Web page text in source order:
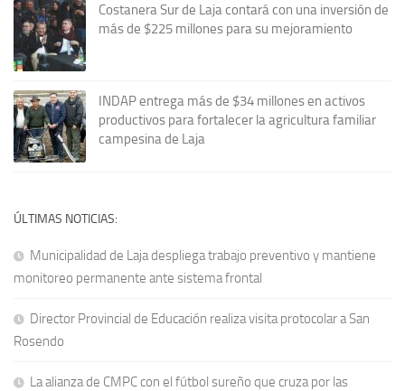
Costanera Sur de Laja contará con una inversión de
más de $225 millones para su mejoramiento
INDAP entrega más de $34 millones en activos
productivos para fortalecer la agricultura familiar
campesina de Laja
ÚLTIMAS NOTICIAS:
Municipalidad de Laja despliega trabajo preventivo y mantiene
monitoreo permanente ante sistema frontal
Director Provincial de Educación realiza visita protocolar a San
Rosendo
La alianza de CMPC con el fútbol sureño que cruza por las